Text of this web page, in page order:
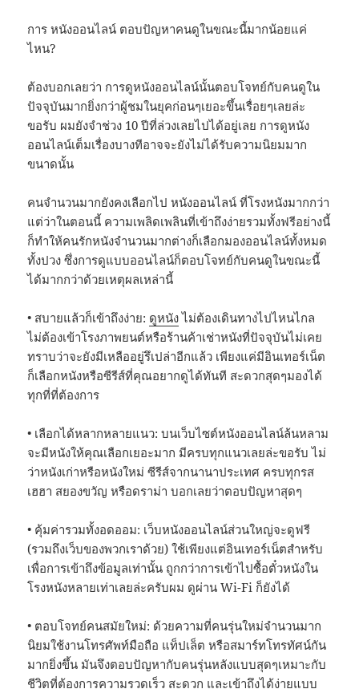
การ หนังออนไลน์ ตอบปัญหาคนดูในขณะนี้มากน้อยแค่
ไหน?
ต้องบอกเลยว่า การดูหนังออนไลน์นั้นตอบโจทย์กับคนดูใน
ปัจจุบันมากยิ่งกว่าผู้ชมในยุคก่อนๆเยอะขึ้นเรื่อยๆเลยล่ะ
ขอรับ ผมยังจำช่วง 10 ปีที่ล่วงเลยไปได้อยู่เลย การดูหนัง
ออนไลน์เต็มเรื่องบางทีอาจจะยังไม่ได้รับความนิยมมาก
ขนาดนั้น
คนจำนวนมากยังคงเลือกไป หนังออนไลน์ ที่โรงหนังมากกว่า
แต่ว่าในตอนนี้ ความเพลิดเพลินที่เข้าถึงง่ายรวมทั้งฟรีอย่างนี้
ก็ทำให้คนรักหนังจำนวนมากต่างก็เลือกมองออนไลน์ทั้งหมด
ทั้งปวง ซึ่งการดูแบบออนไลน์ก็ตอบโจทย์กับคนดูในขณะนี้
ได้มากกว่าด้วยเหตุผลเหล่านี้
• สบายแล้วก็เข้าถึงง่าย: ดูหนังไม่ต้องเดินทางไปไหนไกล
ไม่ต้องเข้าโรงภาพยนต์หรือร้านค้าเช่าหนังที่ปัจจุบันไม่เคย
ทราบว่าจะยังมีเหลืออยู่รึเปล่าอีกแล้ว เพียงแค่มีอินเทอร์เน็ต
ก็เลือกหนังหรือซีรีส์ที่คุณอยากดูได้ทันที สะดวกสุดๆมองได้
ทุกที่ที่ต้องการ
• เลือกได้หลากหลายแนว: บนเว็บไซต์หนังออนไลน์ล้นหลาม
จะมีหนังให้คุณเลือกเยอะมาก มีครบทุกแนวเลยล่ะขอรับ ไม่
ว่าหนังเก่าหรือหนังใหม่ ซีรีส์จากนานาประเทศ ครบทุกรส
เฮฮา สยองขวัญ หรือดราม่า บอกเลยว่าตอบปัญหาสุดๆ
• คุ้มค่ารวมทั้งอดออม: เว็บหนังออนไลน์ส่วนใหญ่จะดูฟรี
(รวมถึงเว็บของพวกเราด้วย) ใช้เพียงแต่อินเทอร์เน็ตสำหรับ
เพื่อการเข้าถึงข้อมูลเท่านั้น ถูกกว่าการเข้าไปซื้อตั๋วหนังใน
โรงหนังหลายเท่าเลยล่ะครับผม ดูผ่าน Wi-Fi ก็ยังได้
• ตอบโจทย์คนสมัยใหม่: ด้วยความที่คนรุ่นใหม่จำนวนมาก
นิยมใช้งานโทรศัพท์มือถือ แท็ปเล็ต หรือสมาร์ทโทรทัศน์กัน
มากยิ่งขึ้น มันจึงตอบปัญหากับคนรุ่นหลังแบบสุดๆเหมาะกับ
ชีวิตที่ต้องการความรวดเร็ว สะดวก และเข้าถึงได้ง่ายแบบ